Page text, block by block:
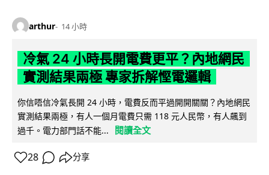
arthur 14 小時
冷氣 24 小時長開電費更平？內地網民
實測結果兩極 專家拆解慳電邏輯
你信唔信冷氣長開 24 小時，電費反而平過開開關關？內地網民
實測結果兩極，有人一個月電費只需 118 元人民幣，有人飆到
過千。電力部門話不能...
閱讀全文
28 分享